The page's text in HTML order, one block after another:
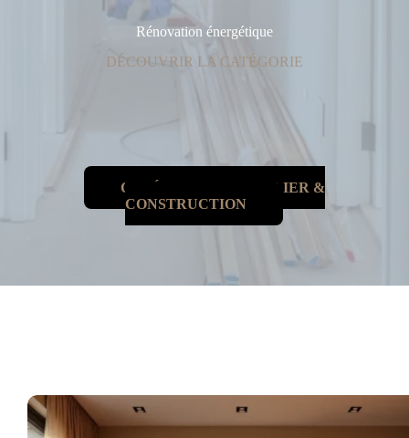
Rénovation énergétique
DÉCOUVRIR LA CATÉGORIE
CATÉGORIE IMMOBILIER &
CONSTRUCTION